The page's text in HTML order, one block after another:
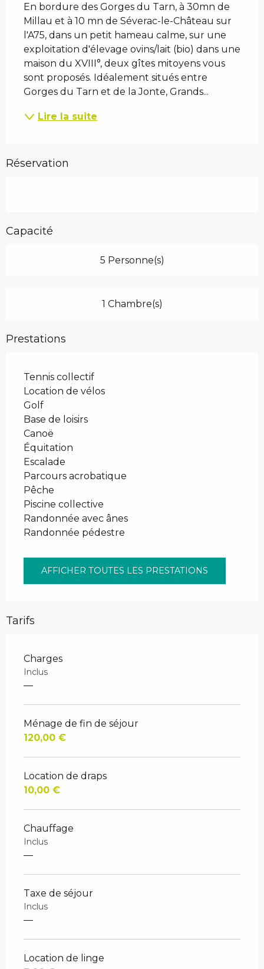
En bordure des Gorges du Tarn, à 30mn de
Millau et à 10 mn de Séverac-le-Château sur
l'A75, dans un petit hameau calme, sur une
exploitation d'élevage ovins/lait (bio) dans une
maison du XVIII°, deux gîtes mitoyens vous
sont proposés. Idéalement situés entre
Gorges du Tarn et de la Jonte, Grands...
Lire la suite
Réservation
Capacité
5 Personne(s)
1 Chambre(s)
Prestations
Tennis collectif
Location de vélos
Golf
Base de loisirs
Canoë
Équitation
Escalade
Parcours acrobatique
Pêche
Piscine collective
Randonnée avec ânes
Randonnée pédestre
AFFICHER TOUTES LES PRESTATIONS
Tarifs
Charges
Inclus
—
Ménage de fin de séjour
120,00 €
Location de draps
10,00 €
Chauffage
Inclus
—
Taxe de séjour
Inclus
—
Location de linge